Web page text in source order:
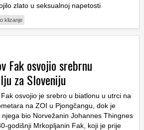
zlato u seksualnoj napetosti
klizanje
Fak osvojio srebrnu
za Sloveniju
osvojio je srebro u biatlonu u utrci na
na ZOI u Pjongčangu, dok je
njega bio Norvežanin Johannes Thingnes
godišnji Mrkopljanin Fak, koji je prije